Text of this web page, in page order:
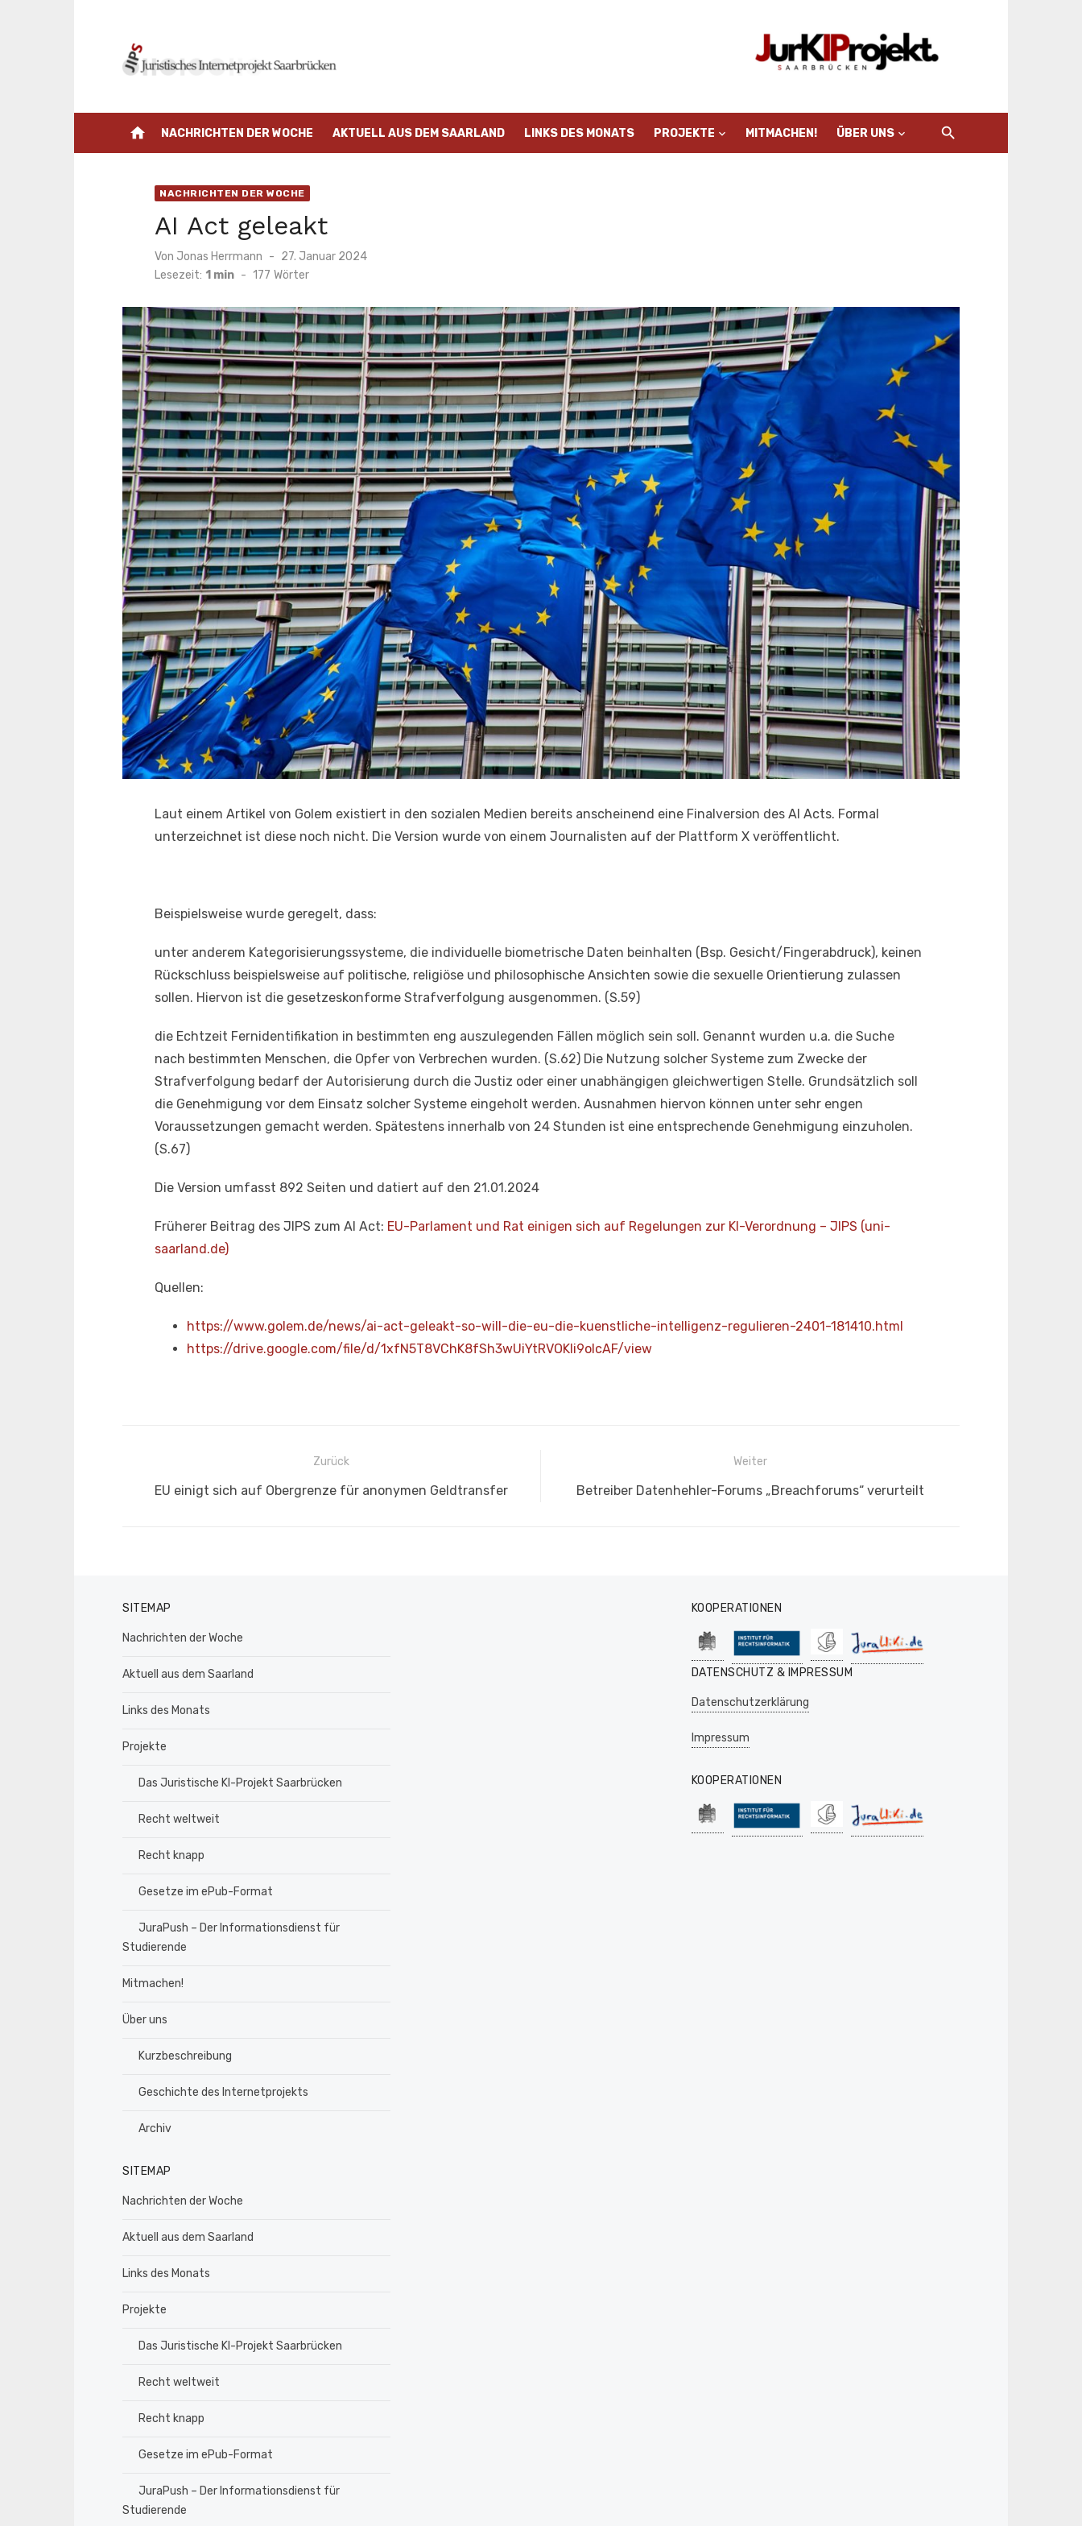
home NACHRICHTEN DER WOCHE AKTUELL AUS DEM SAARLAND LINKS DES MONATS PROJEKTE MITMACHEN! ÜBER UNS
NACHRICHTEN DER WOCHE
AI Act geleakt
Von Jonas Herrmann
Veröffentlicht
am
27. Januar 2024
Lesezeit: 1 min - 177 Wörter
Laut einem Artikel von Golem existiert in den sozialen Medien bereits anscheinend eine Finalversion des AI Acts. Formal
unterzeichnet ist diese noch nicht. Die Version wurde von einem Journalisten auf der Plattform X veröffentlicht.
Beispielsweise wurde geregelt, dass:
unter anderem Kategorisierungssysteme, die individuelle biometrische Daten beinhalten (Bsp. Gesicht/Fingerabdruck), keinen
Rückschluss beispielsweise auf politische, religiöse und philosophische Ansichten sowie die sexuelle Orientierung zulassen
sollen. Hiervon ist die gesetzeskonforme Strafverfolgung ausgenommen. (S.59)
die Echtzeit Fernidentifikation in bestimmten eng auszulegenden Fällen möglich sein soll. Genannt wurden u.a. die Suche
nach bestimmten Menschen, die Opfer von Verbrechen wurden. (S.62) Die Nutzung solcher Systeme zum Zwecke der
Strafverfolgung bedarf der Autorisierung durch die Justiz oder einer unabhängigen gleichwertigen Stelle. Grundsätzlich soll
die Genehmigung vor dem Einsatz solcher Systeme eingeholt werden. Ausnahmen hiervon können unter sehr engen
Voraussetzungen gemacht werden. Spätestens innerhalb von 24 Stunden ist eine entsprechende Genehmigung einzuholen.
(S.67)
Die Version umfasst 892 Seiten und datiert auf den 21.01.2024
Früherer Beitrag des JIPS zum AI Act: EU-Parlament und Rat einigen sich auf Regelungen zur KI-Verordnung – JIPS (uni-
saarland.de)
Quellen:
https://www.golem.de/news/ai-act-geleakt-so-will-die-eu-die-kuenstliche-intelligenz-regulieren-2401-181410.html
https://drive.google.com/file/d/1xfN5T8VChK8fSh3wUiYtRVOKIi9oIcAF/view
BeitragsnavigationZurück
Vorheriger
EU einigt sich auf Obergrenze für anonymen Geldtransfer
Weiter
Nächster
Betreiber Datenhehler-Forums „Breachforums“ verurteilt
SITEMAP
Nachrichten der Woche
Aktuell aus dem Saarland
Links des Monats
Projekte
Das Juristische KI-Projekt Saarbrücken
Recht weltweit
Recht knapp
Gesetze im ePub-Format
JuraPush – Der Informationsdienst für
Studierende
Mitmachen!
Über uns
Kurzbeschreibung
Geschichte des Internetprojekts
Archiv
SITEMAP
Nachrichten der Woche
Aktuell aus dem Saarland
Links des Monats
Projekte
Das Juristische KI-Projekt Saarbrücken
Recht weltweit
Recht knapp
Gesetze im ePub-Format
JuraPush – Der Informationsdienst für
Studierende
KOOPERATIONEN
DATENSCHUTZ & IMPRESSUM
Datenschutzerklärung
Impressum
KOOPERATIONEN